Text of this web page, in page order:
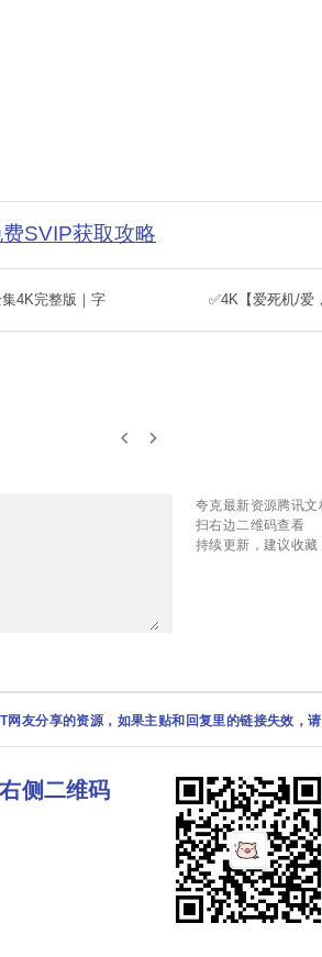
SVIP获取攻略
集4K完整版｜字 ✅4K【爱死机/爱
keyboard_arrow_left keyboard_arrow_right
夸克最新资源腾讯文
扫右边二维码查看
持续更新，建议收藏
网友分享的资源，如果主贴和回复里的链接失效，
侧二维码